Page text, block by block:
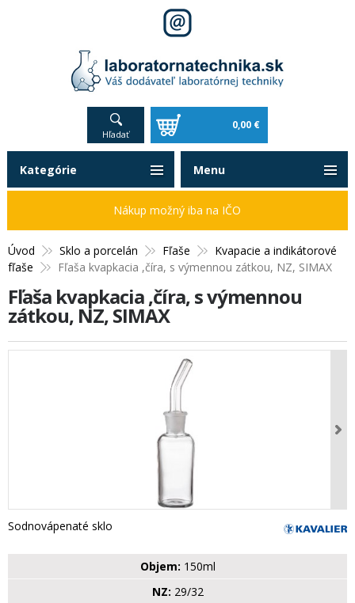
Hľadať
0,00 €
Úvod Sklo a porcelán Fľaše
Kvapacie a indikátorové
fľaše
Fľaša kvapkacia ,číra, s výmennou zátkou, NZ, SIMAX
Fľaša kvapkacia ,číra, s výmennou
zátkou, NZ, SIMAX
Sodnovápenaté sklo
Objem: 150ml
NZ: 29/32
Kategórie
Nákup možný iba na IČO
Menu